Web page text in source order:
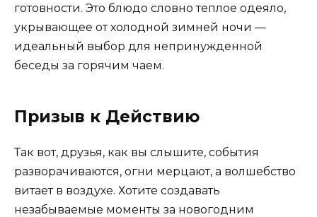
готовности. Это блюдо словно теплое одеяло,
укрывающее от холодной зимней ночи —
идеальный выбор для непринужденной
беседы за горячим чаем.
Призыв к Действию
Так вот, друзья, как вы слышите, события
разворачиваются, огни мерцают, а волшебство
витает в воздухе. Хотите создавать
незабываемые моменты за новогодним